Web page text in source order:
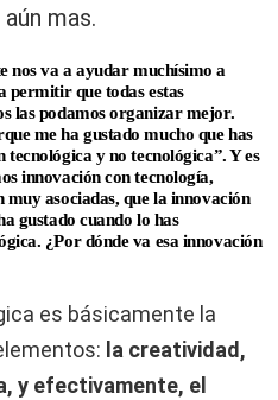
mas.
nos va a ayudar muchísimo a
permitir que todas estas
las podamos organizar mejor.
me ha gustado mucho que has
y no tecnológica”. Y es
innovación con tecnología,
muy asociadas, que la innovación
gustado cuando lo has
¿Por dónde va esa innovación
es básicamente la
la creatividad,
y efectivamente, el